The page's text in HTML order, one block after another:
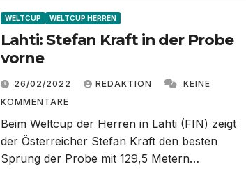
WELTCUP WELTCUP HERREN
Lahti: Stefan Kraft in der Probe
vorne
26/02/2022 REDAKTION
KEINE
KOMMENTARE
Beim Weltcup der Herren in Lahti (FIN) zeigt
der Österreicher Stefan Kraft den besten
Sprung der Probe mit 129,5 Metern…